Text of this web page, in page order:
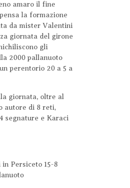
amaro il fine
la formazione
da mister Valentini
giornata del girone
gli
2000 pallanuoto
perentorio 20 a 5 a
giornata, oltre al
autore di 8 reti,
segnature e Karaci
in Persiceto 15-8